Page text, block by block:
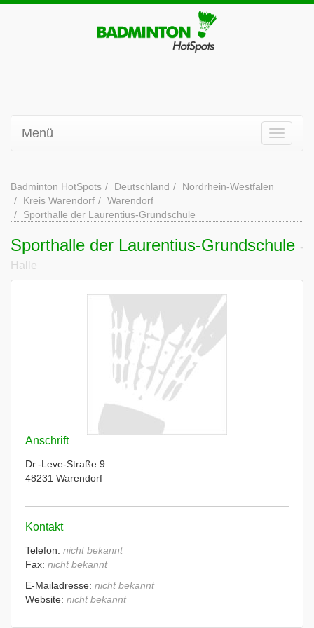
Menü
Badminton HotSpots Deutschland
Nordrhein-Westfalen
Kreis Warendorf
Warendorf
Sporthalle der Laurentius-Grundschule
Sporthalle der Laurentius-Grundschule -
Halle
Anschrift
Dr.-Leve-Straße 9
48231 Warendorf
Kontakt
Telefon: nicht bekannt
Fax: nicht bekannt
E-Mailadresse: nicht bekannt
Website: nicht bekannt